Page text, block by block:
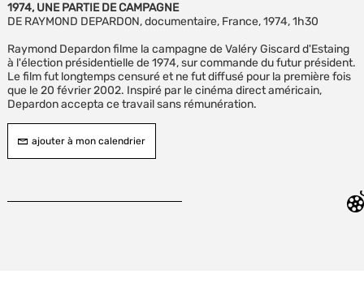
1974, UNE PARTIE DE CAMPAGNE
DE RAYMOND DEPARDON, documentaire, France, 1974, 1h30
Raymond Depardon filme la campagne de Valéry Giscard d'Estaing
à l'élection présidentielle de 1974, sur commande du futur président.
Le film fut longtemps censuré et ne fut diffusé pour la première fois
que le 20 février 2002. Inspiré par le cinéma direct américain,
Depardon accepta ce travail sans rémunération.
ajouter à mon calendrier